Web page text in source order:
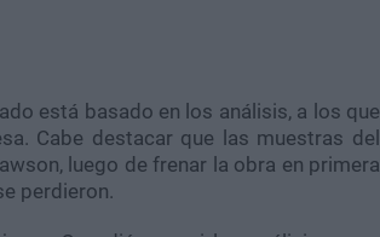
está basado en los análisis, a los que
Cabe destacar que las muestras del
luego de frenar la obra en primera
perdieron.